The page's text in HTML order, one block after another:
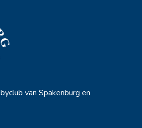
van Spakenburg en